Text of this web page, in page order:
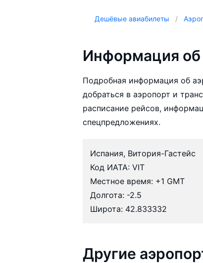
Дешёвые авиабилеты
Информация об
Подробная информация об
добраться в аэропорт и
расписание рейсов,
спецпредложениях.
Испания, Витория-Гастейс
Код ИАТА: VIT
Местное время: +1 GMT
Долгота: -2.5
Широта: 42.833332
Другие